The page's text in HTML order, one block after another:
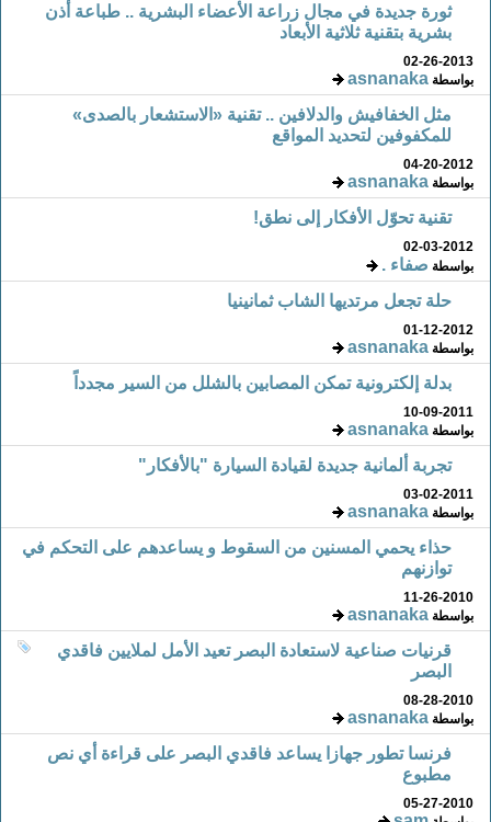
ثورة جديدة في مجال زراعة الأعضاء البشرية .. طباعة أذن
بشرية بتقنية ثلاثية الأبعاد
02-26-2013
بواسطةasnanaka
مثل الخفافيش والدلافين .. تقنية «الاستشعار بالصدى»
للمكفوفين لتحديد المواقع
04-20-2012
بواسطةasnanaka
تقنية تحوّل الأفكار إلى نطق!
02-03-2012
بواسطةصفاء .
حلة تجعل مرتديها الشاب ثمانينيا
01-12-2012
بواسطةasnanaka
بدلة إلكترونية تمكن المصابين بالشلل من السير مجدداً
10-09-2011
بواسطةasnanaka
تجربة ألمانية جديدة لقيادة السيارة "بالأفكار"
03-02-2011
بواسطةasnanaka
حذاء يحمي المسنين من السقوط و يساعدهم على التحكم في
توازنهم
11-26-2010
بواسطةasnanaka
قرنيات صناعية لاستعادة البصر تعيد الأمل لملايين فاقدي
البصر
08-28-2010
بواسطةasnanaka
فرنسا تطور جهازا يساعد فاقدي البصر على قراءة أي نص
مطبوع
05-27-2010